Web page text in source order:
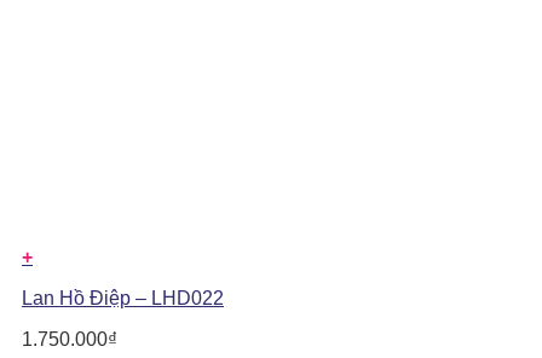
+
Lan Hồ Điệp – LHD022
1.750.000₫